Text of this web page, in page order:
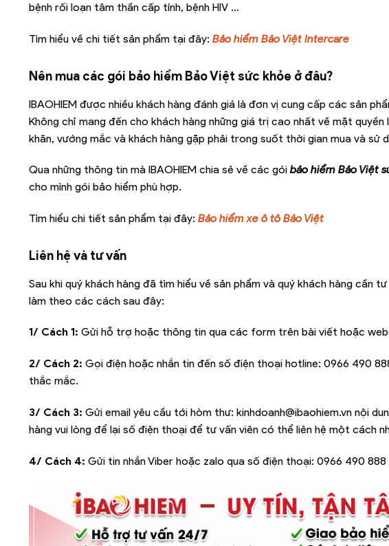
bệnh rối loạn tâm thần cấp tính, bệnh HIV …
Tìm hiểu về chi tiết sản phẩm tại đây: Bảo hiểm Bảo Việt Intercare
Nên mua các gói bảo hiểm Bảo Việt sức khỏe ở đâu?
IBAOHIEM được nhiều khách hàng đánh giá là đơn vị cung cấp các sản
Không chỉ mang đến cho khách hàng những giá trị cao nhất về mặt
khăn, vướng mắc và khách hàng gặp phải trong suốt thời gian mua và sử
Qua những thông tin mà IBAOHIEM chia sẻ về các gói bảo hiểm Bảo Việt
cho mình gói bảo hiểm phù hợp.
Tìm hiểu chi tiết sản phẩm tại đây: Bảo hiểm xe ô tô Bảo Việt
Liên hệ và tư vấn
Sau khi quý khách hàng đã tìm hiểu về sản phẩm và quý khách hàng cần
làm theo các cách sau đây:
1/ Cách 1: Gửi hỗ trợ hoặc thông tin qua các form trên bài viết hoặc
2/ Cách 2: Gọi điện hoặc nhắn tin đến số điện thoại hotline: 0966 490
thắc mắc.
3/ Cách 3: Gửi email yêu cầu tới hòm thư: kinhdoanh@ibaohiem.vn nội
hàng vui lòng để lại số điện thoại để tư vấn viên có thể liên hệ một cách
4/ Cách 4: Gửi tin nhắn Viber hoặc zalo qua số điện thoại: 0966 490 888